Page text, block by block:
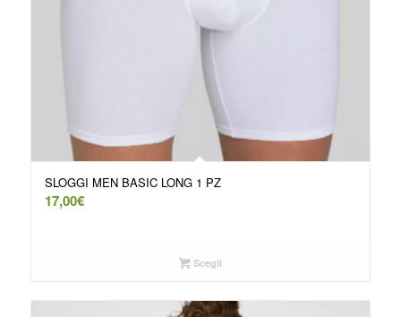
SLOGGI MEN BASIC LONG 1 PZ
17,00€
Scegli